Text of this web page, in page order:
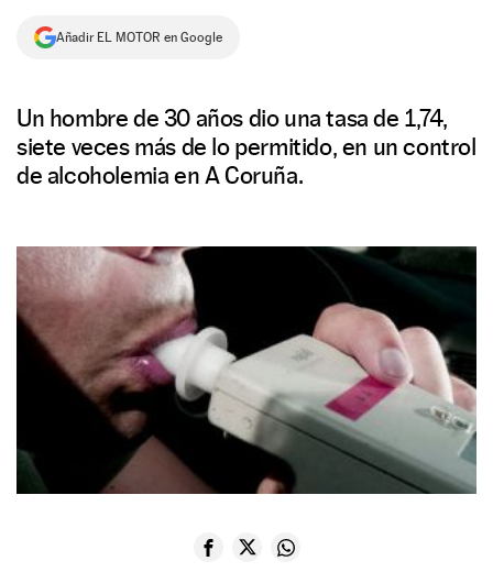
NEWSLETTER
Añadir EL MOTOR en Google
Un hombre de 30 años dio una tasa de 1,74,
siete veces más de lo permitido, en un control
de alcoholemia en A Coruña.